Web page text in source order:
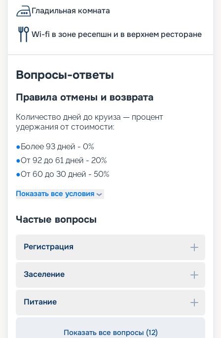
Гладильная комната
Wi-fi в зоне ресепшн и в верхнем ресторане
Вопросы-ответы
Правила отмены и возврата
Количество дней до круиза — процент
удержания от стоимости:
●Более 93 дней - 0%
●От 92 до 61 дней - 20%
●От 60 до 30 дней - 50%
Показать все условия
Частые вопросы
Регистрация
Заселение
Питание
Показать все вопросы (12)